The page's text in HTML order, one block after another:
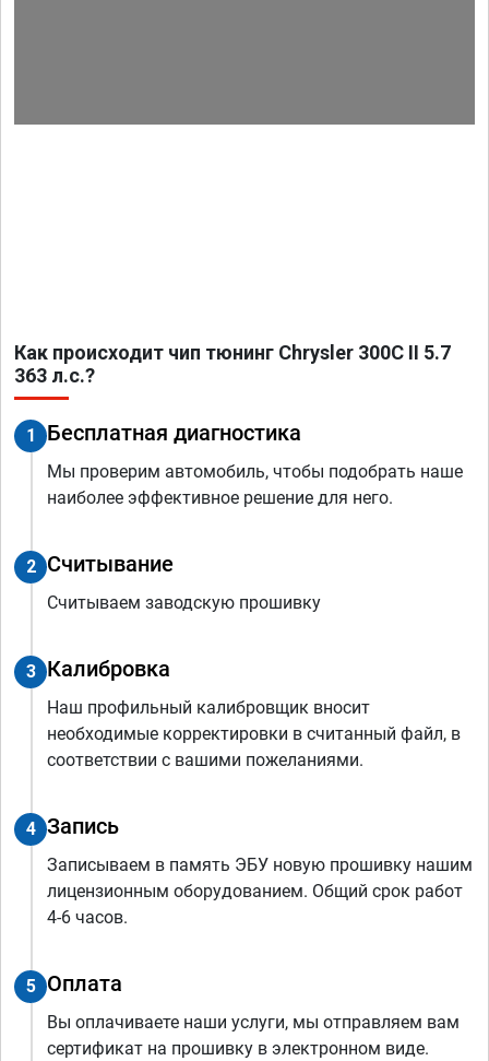
Как происходит чип тюнинг Chrysler 300C II 5.7
363 л.с.?
1 Бесплатная диагностика
Мы проверим автомобиль, чтобы подобрать наше
наиболее эффективное решение для него.
2 Считывание
Считываем заводскую прошивку
3 Калибровка
Наш профильный калибровщик вносит
необходимые корректировки в считанный файл, в
соответствии с вашими пожеланиями.
4 Запись
Записываем в память ЭБУ новую прошивку нашим
лицензионным оборудованием. Общий срок работ
4-6 часов.
5 Оплата
Вы оплачиваете наши услуги, мы отправляем вам
сертификат на прошивку в электронном виде.